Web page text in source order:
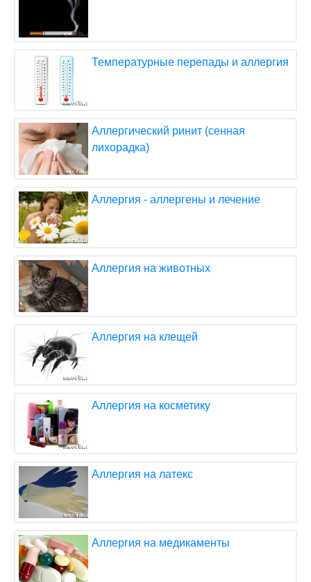
Температурные перепады и аллергия
Аллергический ринит (сенная
лихорадка)
Аллергия - аллергены и лечение
Аллергия на животных
Аллергия на клещей
Аллергия на косметику
Аллергия на латекс
Аллергия на медикаменты